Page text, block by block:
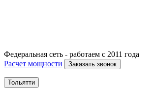
Федеральная сеть - работаем с 2011 года
Расчет мощности
Заказать звонок
Тольятти